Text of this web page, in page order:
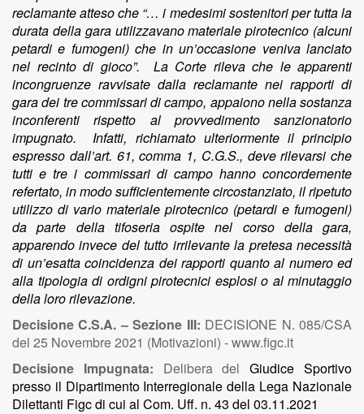
reclamante atteso che “… i medesimi sostenitori per tutta la
durata della gara utilizzavano materiale pirotecnico (alcuni
petardi e fumogeni) che in un’occasione veniva lanciato
nel recinto di gioco”. La Corte rileva che le apparenti
incongruenze ravvisate dalla reclamante nei rapporti di
gara dei tre commissari di campo, appaiono nella sostanza
inconferenti rispetto al provvedimento sanzionatorio
impugnato. Infatti, richiamato ulteriormente il principio
espresso dall’art. 61, comma 1, C.G.S., deve rilevarsi che
tutti e tre i commissari di campo hanno concordemente
refertato, in modo sufficientemente circostanziato, il ripetuto
utilizzo di vario materiale pirotecnico (petardi e fumogeni)
da parte della tifoseria ospite nel corso della gara,
apparendo invece del tutto irrilevante la pretesa necessità
di un’esatta coincidenza dei rapporti quanto al numero ed
alla tipologia di ordigni pirotecnici esplosi o al minutaggio
della loro rilevazione.
Decisione C.S.A. – Sezione III: DECISIONE N. 085/CSA
del 25 Novembre 2021 (Motivazioni) - www.figc.it
Decisione Impugnata: Delibera del Giudice Sportivo
presso il Dipartimento Interregionale della Lega Nazionale
Dilettanti Figc di cui al Com. Uff. n. 43 del 03.11.2021